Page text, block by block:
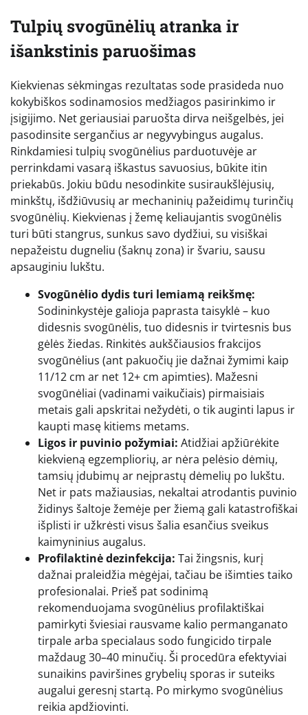
Tulpių svogūnėlių atranka ir
išankstinis paruošimas
Kiekvienas sėkmingas rezultatas sode prasideda nuo
kokybiškos sodinamosios medžiagos pasirinkimo ir
įsigijimo. Net geriausiai paruošta dirva neišgelbės, jei
pasodinsite sergančius ar negyvybingus augalus.
Rinkdamiesi tulpių svogūnėlius parduotuvėje ar
perrinkdami vasarą iškastus savuosius, būkite itin
priekabūs. Jokiu būdu nesodinkite susiraukšlėjusių,
minkštų, išdžiūvusių ar mechaninių pažeidimų turinčių
svogūnėlių. Kiekvienas į žemę keliaujantis svogūnėlis
turi būti stangrus, sunkus savo dydžiui, su visiškai
nepažeistu dugneliu (šaknų zona) ir švariu, sausu
apsauginiu lukštu.
Svogūnėlio dydis turi lemiamą reikšmę:
Sodininkystėje galioja paprasta taisyklė – kuo
didesnis svogūnėlis, tuo didesnis ir tvirtesnis bus
gėlės žiedas. Rinkitės aukščiausios frakcijos
svogūnėlius (ant pakuočių jie dažnai žymimi kaip
11/12 cm ar net 12+ cm apimties). Mažesni
svogūnėliai (vadinami vaikučiais) pirmaisiais
metais gali apskritai nežydėti, o tik auginti lapus ir
kaupti masę kitiems metams.
Ligos ir puvinio požymiai: Atidžiai apžiūrėkite
kiekvieną egzempliorių, ar nėra pelėsio dėmių,
tamsių įdubimų ar neįprastų dėmelių po lukštu.
Net ir pats mažiausias, nekaltai atrodantis puvinio
židinys šaltoje žemėje per žiemą gali katastrofiškai
išplisti ir užkrėsti visus šalia esančius sveikus
kaimyninius augalus.
Profilaktinė dezinfekcija: Tai žingsnis, kurį
dažnai praleidžia mėgėjai, tačiau be išimties taiko
profesionalai. Prieš pat sodinimą
rekomenduojama svogūnėlius profilaktiškai
pamirkyti šviesiai rausvame kalio permanganato
tirpale arba specialaus sodo fungicido tirpale
maždaug 30–40 minučių. Ši procedūra efektyviai
sunaikins paviršines grybelių sporas ir suteiks
augalui geresnį startą. Po mirkymo svogūnėlius
reikia apdžiovinti.